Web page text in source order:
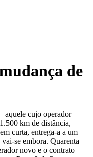
de
aquele cujo operador
km de distância,
curta, entrega-a a um
se embora. Quarenta
novo e o contrato